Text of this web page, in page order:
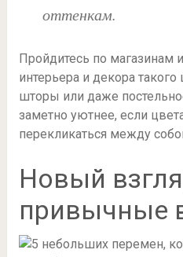
оттенкам.
Пройдитесь по магазинам
интерьера и декора
шторы или даже
заметно уютнее, если
перекликаться между
Новый
привычные